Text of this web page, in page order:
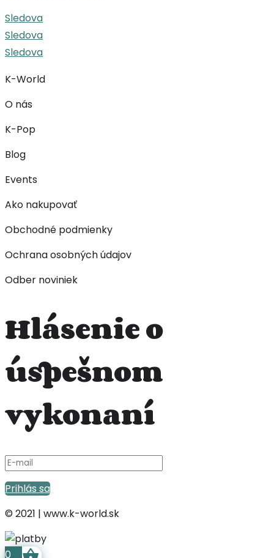
Sledova
Sledova
Sledova
K-World
O nás
K-Pop
Blog
Events
Ako nakupovať
Obchodné podmienky
Ochrana osobných údajov
Odber noviniek
Hlásenie o
úspešnom
vykonaní
Prihlás sa
© 2021 | www.k-world.sk
0